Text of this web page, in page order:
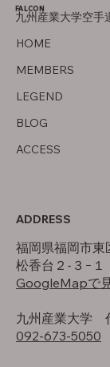
HOME
MEMBERS
LEGEND
BLOG
ACCESS
FALCON
九州産業大学空手
ADDRESS
福岡県福岡市東
松香台２-３−１
GoogleMapで
九州産業大学
092-673-5050